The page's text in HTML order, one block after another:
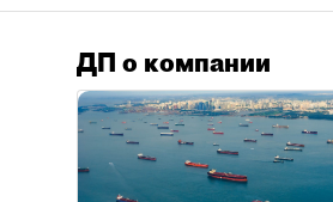
ДП о компании